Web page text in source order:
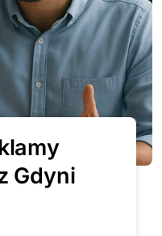
Gdyni